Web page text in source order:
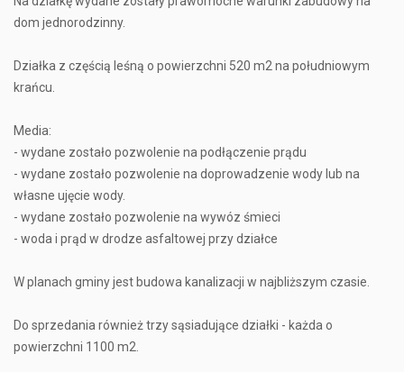
dom jednorodzinny.
Działka z częścią leśną o powierzchni 520 m2 na południowym
krańcu.
Media:
- wydane zostało pozwolenie na podłączenie prądu
- wydane zostało pozwolenie na doprowadzenie wody lub na
własne ujęcie wody.
- wydane zostało pozwolenie na wywóz śmieci
- woda i prąd w drodze asfaltowej przy działce
W planach gminy jest budowa kanalizacji w najbliższym czasie.
Do sprzedania również trzy sąsiadujące działki - każda o
powierzchni 1100 m2.